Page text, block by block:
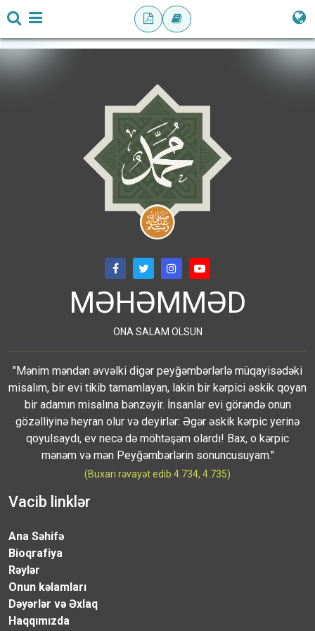
MƏHƏMMƏD
ONA SALAM OLSUN
"Mənim məndən əvvəlki digər peyğəmbərlərlə müqayisədəki
misalım, bir evi tikib tamamlayan, lakin bir kərpici əskik qoyan
bir adamın misalına bənzəyir. İnsanlar evi görəndə onun
gözəlliyinə heyran olur və deyirlər: Əgər əskik kərpic yerinə
qoyulsaydı, ev necə də möhtəşəm olardı! Bax, o kərpic
mənəm və mən Peyğəmbərlərin sonuncusuyam."
(Buxari rəvayət edib 4.734, 4.735)
Vacib linklər
Ana Səhifə
Bioqrafiya
Rəylər
Onun kəlamları
Dəyərlər və Əxlaq
Haqqımızda